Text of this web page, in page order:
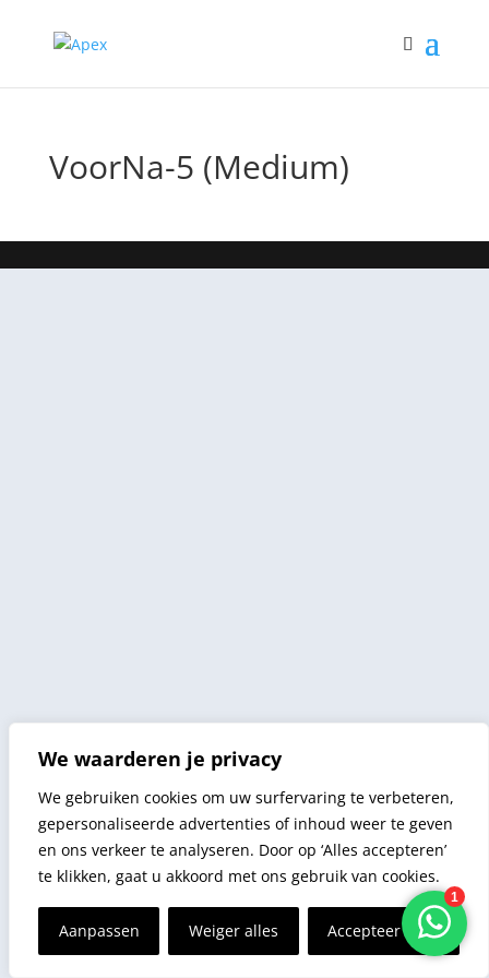
We waarderen je privacy
We gebruiken cookies om uw surfervaring te verbeteren,
gepersonaliseerde advertenties of inhoud weer te geven
en ons verkeer te analyseren. Door op ‘Alles accepteren’
te klikken, gaat u akkoord met ons gebruik van cookies.
Aanpassen Weiger alles Accepteer alles
VoorNa-5 (Medium)